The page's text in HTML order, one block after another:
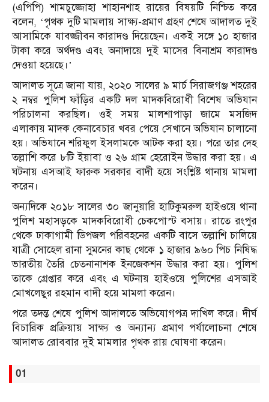
(এপিপি) শামচুজ্জোহা শাহানশাহ রায়ের বিষয়টি নিশ্চিত করে
বলেন, ‘পৃথক দুটি মামলায় সাক্ষ্য-প্রমাণ গ্রহণ শেষে আদালত দুই
আসামিকে যাবজ্জীবন কারাদণ্ড দিয়েছেন। একই সঙ্গে ১০ হাজার
টাকা করে অর্থদণ্ড এবং অনাদায়ে দুই মাসের বিনাশ্রম কারাদণ্ড
দেওয়া হয়েছে।’
আদালত সূত্রে জানা যায়, ২০২০ সালের ৯ মার্চ সিরাজগঞ্জ শহরের
২ নম্বর পুলিশ ফাঁড়ির একটি দল মাদকবিরোধী বিশেষ অভিযান
পরিচালনা করছিল। ওই সময় মালশাপাড়া জামে মসজিদ
এলাকায় মাদক কেনাবেচার খবর পেয়ে সেখানে অভিযান চালানো
হয়। অভিযানে শরিফুল ইসলামকে আটক করা হয়। পরে তার দেহ
তল্লাশি করে ৮টি ইয়াবা ও ২৬ গ্রাম হেরোইন উদ্ধার করা হয়। এ
ঘটনায় এসআই ফারুক সরকার বাদী হয়ে সংশ্লিষ্ট থানায় মামলা
করেন।
অন্যদিকে ২০১৮ সালের ৩০ জানুয়ারি হাটিকুমরুল হাইওয়ে থানা
পুলিশ মহাসড়কে মাদকবিরোধী চেকপোস্ট বসায়। রাতে রংপুর
থেকে ঢাকাগামী ডিপজল পরিবহনের একটি বাসে তল্লাশি চালিয়ে
যাত্রী সোহেল রানা সুমনের কাছ থেকে ১ হাজার ৯৬০ পিচ নিষিদ্ধ
ভারতীয় তৈরি চেতনানাশক ইনজেকশন উদ্ধার করা হয়। পুলিশ
তাকে গ্রেপ্তার করে এবং এ ঘটনায় হাইওয়ে পুলিশের এসআই
মোখলেছুর রহমান বাদী হয়ে মামলা করেন।
পরে তদন্ত শেষে পুলিশ আদালতে অভিযোগপত্র দাখিল করে। দীর্ঘ
বিচারিক প্রক্রিয়ায় সাক্ষ্য ও অন্যান্য প্রমাণ পর্যালোচনা শেষে
আদালত রোববার দুই মামলার পৃথক রায় ঘোষণা করেন।
01